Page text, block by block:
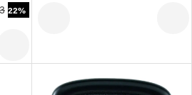
22% ايقاف